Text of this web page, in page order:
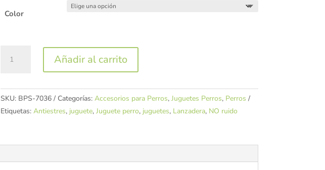
Color
para
Perro
56cm
Añadir al carrito
SKU: BPS-7036 Categorías: Accesorios para Perros, Juguetes Perros, Perros
Etiquetas: Antiestres, juguete, Juguete perro, juguetes, Lanzadera, NO ruido